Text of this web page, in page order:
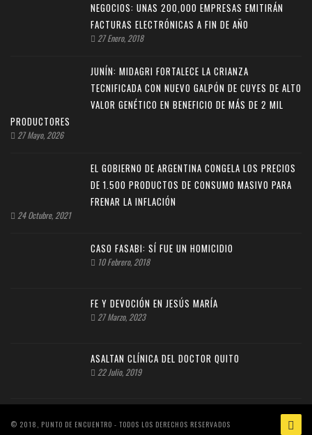
NEGOCIOS: UNAS 200,000 EMPRESAS EMITIRÁN
FACTURAS ELECTRÓNICAS A FIN DE AÑO
27 Enero, 2018
JUNÍN: MIDAGRI FORTALECE LA CRIANZA
TECNIFICADA CON NUEVO GALPÓN DE CUYES DE ALTO
VALOR GENÉTICO EN BENEFICIO DE MÁS DE 2 MIL
PRODUCTORES
27 Mayo, 2026
EL GOBIERNO DE ARGENTINA CONGELA LOS PRECIOS
DE 1.500 PRODUCTOS DE CONSUMO MASIVO PARA
FRENAR LA INFLACIÓN
24 Octubre, 2021
CASO FASABI: SÍ FUE UN HOMICIDIO
10 Febrero, 2018
FE Y DEVOCIÓN EN JESÚS MARÍA
27 Marzo, 2023
ASALTAN CLÍNICA DEL DOCTOR QUITO
22 Julio, 2019
© 2018, PUNTO DE ENCUENTRO - TODOS LOS DERECHOS RESERVADOS